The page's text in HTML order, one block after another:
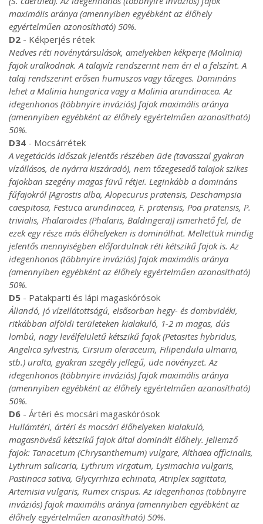
maximális aránya (amennyiben egyébként az élőhely
egyértelműen azonosítható) 50%.
D2 - Kékperjés rétek
Nedves réti növénytársulások, amelyekben kékperje (Molinia)
fajok uralkodnak. A talajvíz rendszerint nem éri el a felszínt. A
talaj rendszerint erősen humuszos vagy tőzeges. Domináns
lehet a Molinia hungarica vagy a Molinia arundinacea. Az
idegenhonos (többnyire inváziós) fajok maximális aránya
(amennyiben egyébként az élőhely egyértelműen azonosítható)
50%.
D34 - Mocsárrétek
A vegetációs időszak jelentős részében üde (tavasszal gyakran
vízállásos, de nyárra kiszáradó), nem tőzegesedő talajok szikes
fajokban szegény magas füvű rétjei. Leginkább a domináns
fűfajokról [Agrostis alba, Alopecurus pratensis, Deschampsia
caespitosa, Festuca arundinacea, F. pratensis, Poa pratensis, P.
trivialis, Phalaroides (Phalaris, Baldingera)] ismerhető fel, de
ezek egy része más élőhelyeken is dominálhat. Mellettük mindig
jelentős mennyiségben előfordulnak réti kétszikű fajok is. Az
idegenhonos (többnyire inváziós) fajok maximális aránya
(amennyiben egyébként az élőhely egyértelműen azonosítható)
50%.
D5 - Patakparti és lápi magaskórósok
Állandó, jó vízellátottságú, elsősorban hegy- és dombvidéki,
ritkábban alföldi területeken kialakuló, 1-2 m magas, dús
lombú, nagy levélfelületű kétszikű fajok (Petasites hybridus,
Angelica sylvestris, Cirsium oleraceum, Filipendula ulmaria,
stb.) uralta, gyakran szegély jellegű, üde növényzet. Az
idegenhonos (többnyire inváziós) fajok maximális aránya
(amennyiben egyébként az élőhely egyértelműen azonosítható)
50%.
D6 - Ártéri és mocsári magaskórósok
Hullámtéri, ártéri és mocsári élőhelyeken kialakuló,
magasnövésű kétszikű fajok által dominált élőhely. Jellemző
fajok: Tanacetum (Chrysanthemum) vulgare, Althaea officinalis,
Lythrum salicaria, Lythrum virgatum, Lysimachia vulgaris,
Pastinaca sativa, Glycyrrhiza echinata, Atriplex sagittata,
Artemisia vulgaris, Rumex crispus. Az idegenhonos (többnyire
inváziós) fajok maximális aránya (amennyiben egyébként az
élőhely egyértelműen azonosítható) 50%.